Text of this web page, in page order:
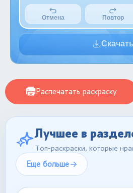
Отмена Повтор
Скачать
Распечатать раскраску
Лучшее в
Топ-раскраски, которые
Еще больше